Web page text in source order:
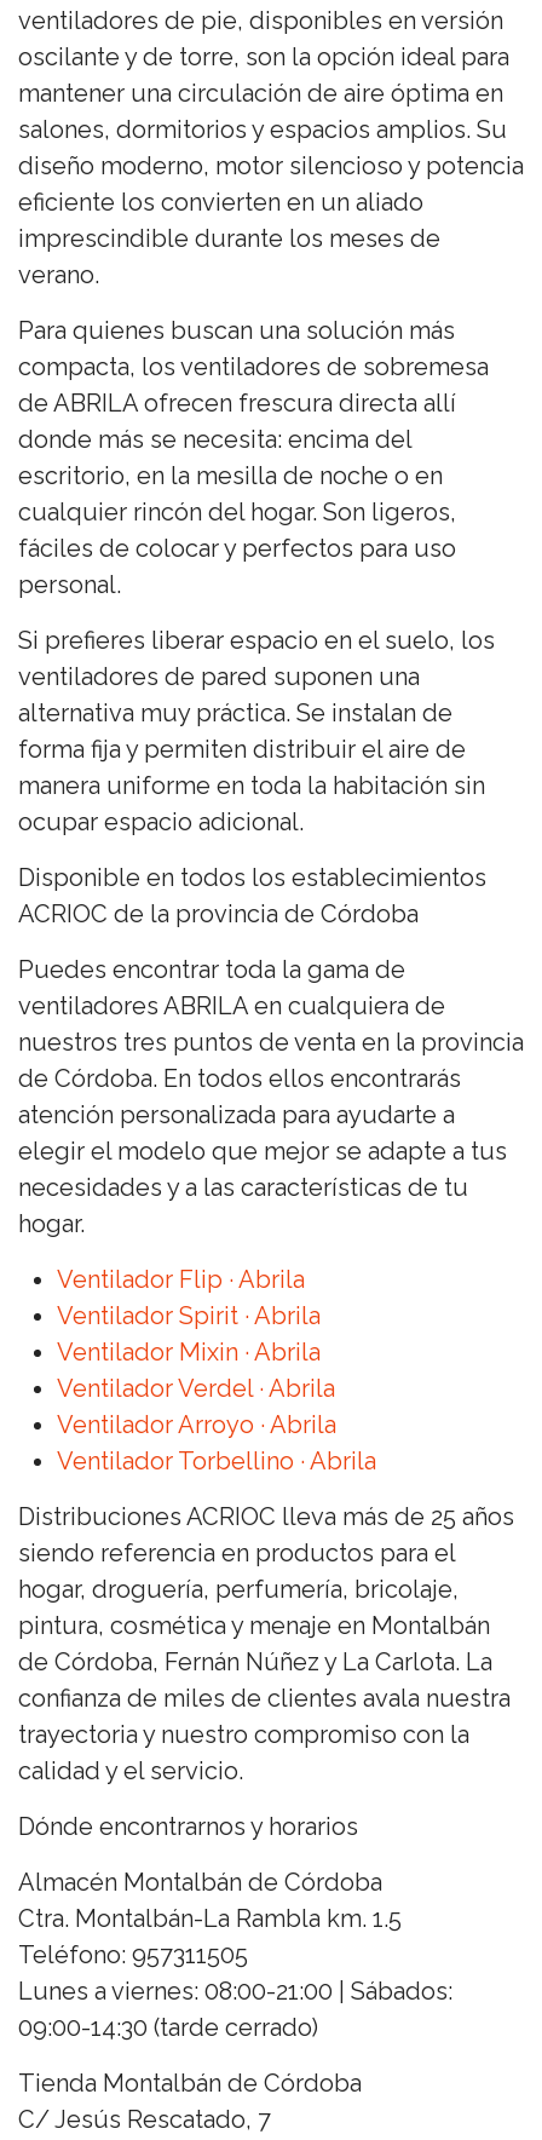
ventiladores de pie, disponibles en versión
oscilante y de torre, son la opción ideal para
mantener una circulación de aire óptima en
salones, dormitorios y espacios amplios. Su
diseño moderno, motor silencioso y potencia
eficiente los convierten en un aliado
imprescindible durante los meses de
verano.
Para quienes buscan una solución más
compacta, los ventiladores de sobremesa
de ABRILA ofrecen frescura directa allí
donde más se necesita: encima del
escritorio, en la mesilla de noche o en
cualquier rincón del hogar. Son ligeros,
fáciles de colocar y perfectos para uso
personal.
Si prefieres liberar espacio en el suelo, los
ventiladores de pared suponen una
alternativa muy práctica. Se instalan de
forma fija y permiten distribuir el aire de
manera uniforme en toda la habitación sin
ocupar espacio adicional.
Disponible en todos los establecimientos
ACRIOC de la provincia de Córdoba
Puedes encontrar toda la gama de
ventiladores ABRILA en cualquiera de
nuestros tres puntos de venta en la provincia
de Córdoba. En todos ellos encontrarás
atención personalizada para ayudarte a
elegir el modelo que mejor se adapte a tus
necesidades y a las características de tu
hogar.
Ventilador Flip · Abrila
Ventilador Spirit · Abrila
Ventilador Mixin · Abrila
Ventilador Verdel · Abrila
Ventilador Arroyo · Abrila
Ventilador Torbellino · Abrila
Distribuciones ACRIOC lleva más de 25 años
siendo referencia en productos para el
hogar, droguería, perfumería, bricolaje,
pintura, cosmética y menaje en Montalbán
de Córdoba, Fernán Núñez y La Carlota. La
confianza de miles de clientes avala nuestra
trayectoria y nuestro compromiso con la
calidad y el servicio.
Dónde encontrarnos y horarios
Almacén Montalbán de Córdoba
Ctra. Montalbán-La Rambla km. 1.5
Teléfono: 957311505
Lunes a viernes: 08:00-21:00 | Sábados:
09:00-14:30 (tarde cerrado)
Tienda Montalbán de Córdoba
C/ Jesús Rescatado, 7